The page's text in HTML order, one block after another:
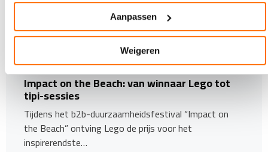
Aanpassen
Weigeren
4 JULI 2025
Impact on the Beach: van winnaar Lego tot
tipi-sessies
Tijdens het b2b-duurzaamheidsfestival “Impact on
the Beach” ontving Lego de prijs voor het
inspirerendste…